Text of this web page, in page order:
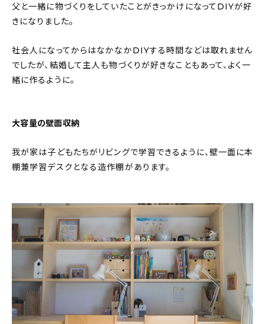
父と一緒に物づくりをしていたことがきっかけになってDIYが好
きになりました。
社会人になってからはなかなかDIYする時間などは取れません
でしたが、結婚して主人も物づくりが好きなこともあって、よく一
緒に作るように。
大容量の壁面収納
我が家は子どもたちがリビングで学習できるように、壁一面に本
棚兼学習デスクとなる造作棚があります。